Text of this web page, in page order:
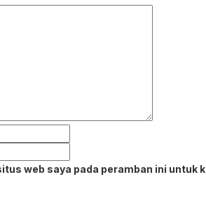
web saya pada peramban ini untuk